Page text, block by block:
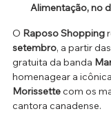
Alimentação, no
O Raposo Shopping
setembro, a partir das
gratuita da banda
homenagear a icônica
Morissette com os
cantora canadense.